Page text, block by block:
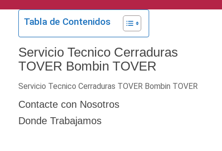
Tabla de Contenidos
Servicio Tecnico Cerraduras
TOVER Bombin TOVER
Servicio Tecnico Cerraduras TOVER Bombin TOVER
Contacte con Nosotros
Donde Trabajamos